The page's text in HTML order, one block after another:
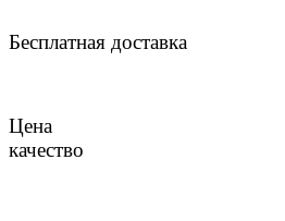
Бесплатная доставка
Цена
качество